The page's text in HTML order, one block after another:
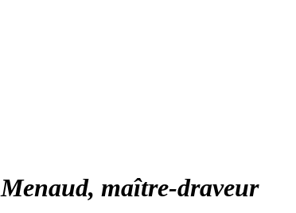
Menaud, maître-draveur